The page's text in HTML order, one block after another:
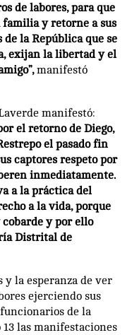
de labores, para que
y retorne a sus
de la República que se
exijan la libertad y el
manifestó
manifestó:
el retorno de Diego,
el pasado fin
captores respeto por
inmediatamente.
a la práctica del
a la vida, porque
y por ello
Distrital de
y la esperanza de ver
ejerciendo sus
de la
las manifestaciones